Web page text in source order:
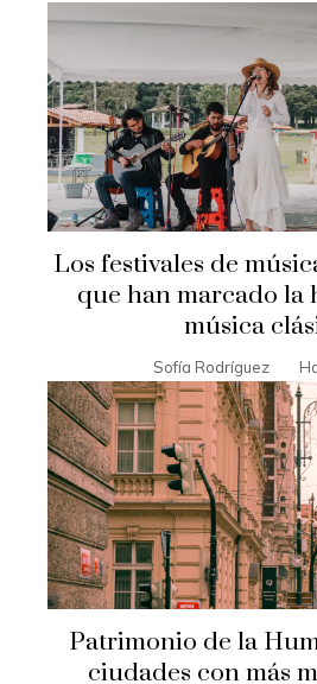
Los festivales de
que han marcado la
música
Sofía Rodríguez
Patrimonio de la
ciudades con más